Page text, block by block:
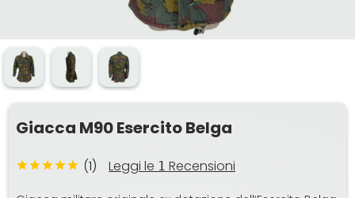
Giacca M90 Esercito Belga
(1) Leggi le 1 Recensioni